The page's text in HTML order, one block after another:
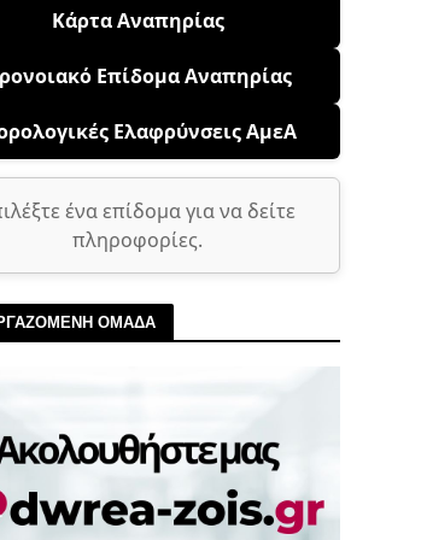
Κάρτα Αναπηρίας
Επίδομα Αναπηρίας
Ελαφρύνσεις ΑμεΑ
ένα επίδομα για να δείτε
πληροφορίες.
ΟΜΑΔΑ